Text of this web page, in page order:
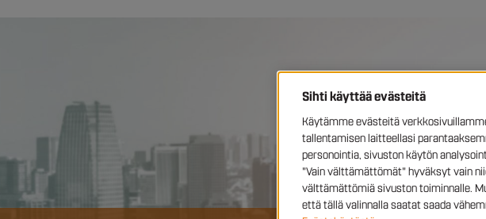
Sihti käyttää evästeitä
Käytämme evästeitä
tallentamisen laitteellasi
personointia, sivuston käytön
"Vain välttämättömät" hyväksyt vain
välttämättömiä sivuston toiminnalle.
että tällä valinnalla saatat saada